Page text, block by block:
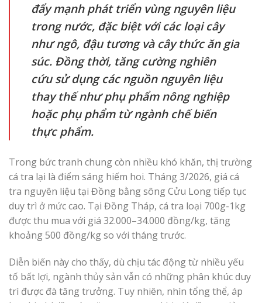
đẩy mạnh phát triển vùng nguyên liệu
trong nước, đặc biệt với các loại cây
như ngô, đậu tương và cây thức ăn gia
súc. Đồng thời, tăng cường nghiên
cứu sử dụng các nguồn nguyên liệu
thay thế như phụ phẩm nông nghiệp
hoặc phụ phẩm từ ngành chế biến
thực phẩm.
Trong bức tranh chung còn nhiều khó khăn, thị trường
cá tra lại là điểm sáng hiếm hoi. Tháng 3/2026, giá cá
tra nguyên liệu tại Đồng bằng sông Cửu Long tiếp tục
duy trì ở mức cao. Tại Đồng Tháp, cá tra loại 700g-1kg
được thu mua với giá 32.000–34.000 đồng/kg, tăng
khoảng 500 đồng/kg so với tháng trước.
Diễn biến này cho thấy, dù chịu tác động từ nhiều yếu
tố bất lợi, ngành thủy sản vẫn có những phân khúc duy
trì được đà tăng trưởng. Tuy nhiên, nhìn tổng thể, áp